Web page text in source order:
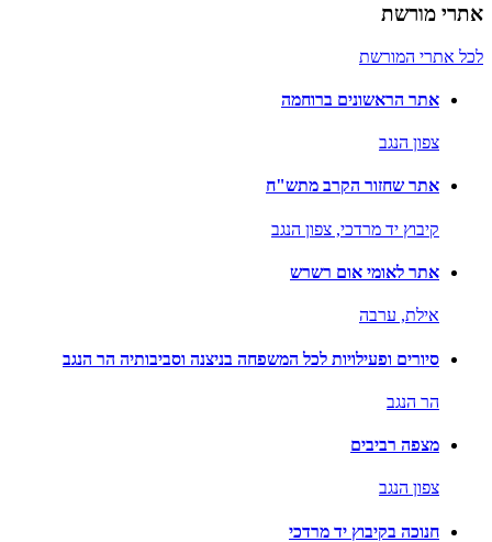
אתרי מורשת
לכל אתרי המורשת
אתר הראשונים ברוחמה
צפון הנגב
אתר שחזור הקרב מתש"ח
קיבוץ יד מרדכי, צפון הנגב
אתר לאומי אום רשרש
אילת, ערבה
סיורים ופעילויות לכל המשפחה בניצנה וסביבותיה הר הנגב
הר הנגב
מצפה רביבים
צפון הנגב
חנוכה בקיבוץ יד מרדכי